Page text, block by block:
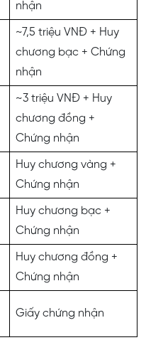
nhận
~7,5 triệu VNĐ + Huy
chương bạc + Chứng
nhận
~3 triệu VNĐ + Huy
chương đồng +
Chứng nhận
Huy chương vàng +
Chứng nhận
Huy chương bạc +
Chứng nhận
Huy chương đồng +
Chứng nhận
Giấy chứng nhận